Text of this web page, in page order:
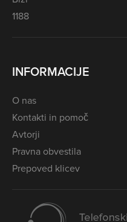
1188
INFORMACIJE
O nas
Kontakti in pomoč
Avtorji
Pravna obvestila
Prepoved klicev